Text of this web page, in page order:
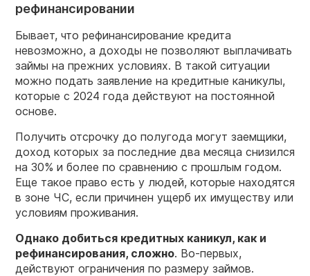
рефинансировании
Бывает, что рефинансирование кредита
невозможно, а доходы не позволяют выплачивать
займы на прежних условиях. В такой ситуации
можно подать заявление на кредитные каникулы,
которые с 2024 года действуют на постоянной
основе.
Получить отсрочку до полугода могут заемщики,
доход которых за последние два месяца снизился
на 30% и более по сравнению с прошлым годом.
Еще такое право есть у людей, которые находятся
в зоне ЧС, если причинен ущерб их имуществу или
условиям проживания.
Однако добиться кредитных каникул, как и
рефинансирования, сложно. Во-первых,
действуют ограничения по размеру займов.